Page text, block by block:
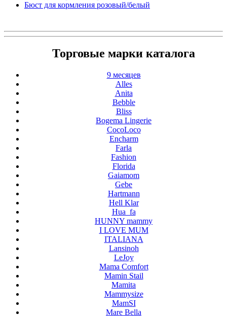
Бюст для кормления розовый/белый
Торговые марки каталога
9 месяцев
Alles
Anita
Bebble
Bliss
Bogema Lingerie
CocoLoco
Encharm
Farla
Fashion
Florida
Gaiamom
Gebe
Hartmann
Hell Klar
Hua_fa
HUNNY mammy
I LOVE MUM
ITALIANA
Lansinoh
LeJoy
Mama Comfort
Mamin Stail
Mamita
Mammysize
MamSI
Mare Bella